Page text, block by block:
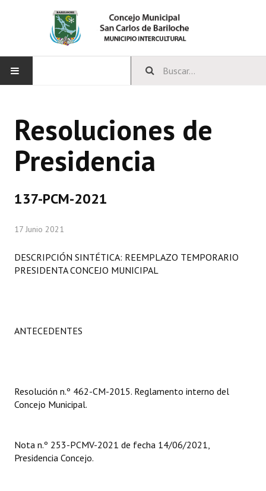
CONCEJO
Bloques Políticos
Comisiones Permanentes
Comisiones Especiales
Concejales Mandato Cumplido
Constitución Nacional
Reglamento Interno
Organigrama
Resoluciones de
Presidencia
137-PCM-2021
17 Junio 2021
DESCRIPCIÓN SINTÉTICA: REEMPLAZO TEMPORARIO
PRESIDENTA CONCEJO MUNICIPAL
ANTECEDENTES
Resolución n.º 462-CM-2015. Reglamento interno del
Concejo Municipal.
Nota n.º 253-PCMV-2021 de fecha 14/06/2021,
Presidencia Concejo.